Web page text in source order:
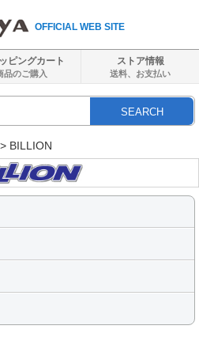
OFFICIAL WEB SITE
ピングカート
品のご購入
ストア情報
送料、 お支払い
SEARCH
BILLION